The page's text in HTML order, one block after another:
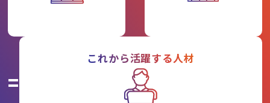
=
これから活躍する人材